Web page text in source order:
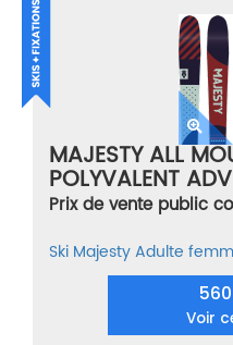
MAJESTY ALL
POLYVALENT
GRIFFON 13 ID
Prix de vente public
Ski MajestyAdulte
Voir